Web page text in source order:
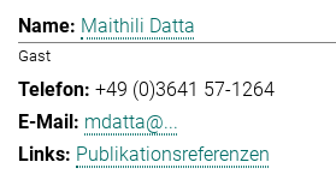
Maithili Datta
Gast
+49 (0)3641 57-1264
mdatta@...
Publikationsreferenzen